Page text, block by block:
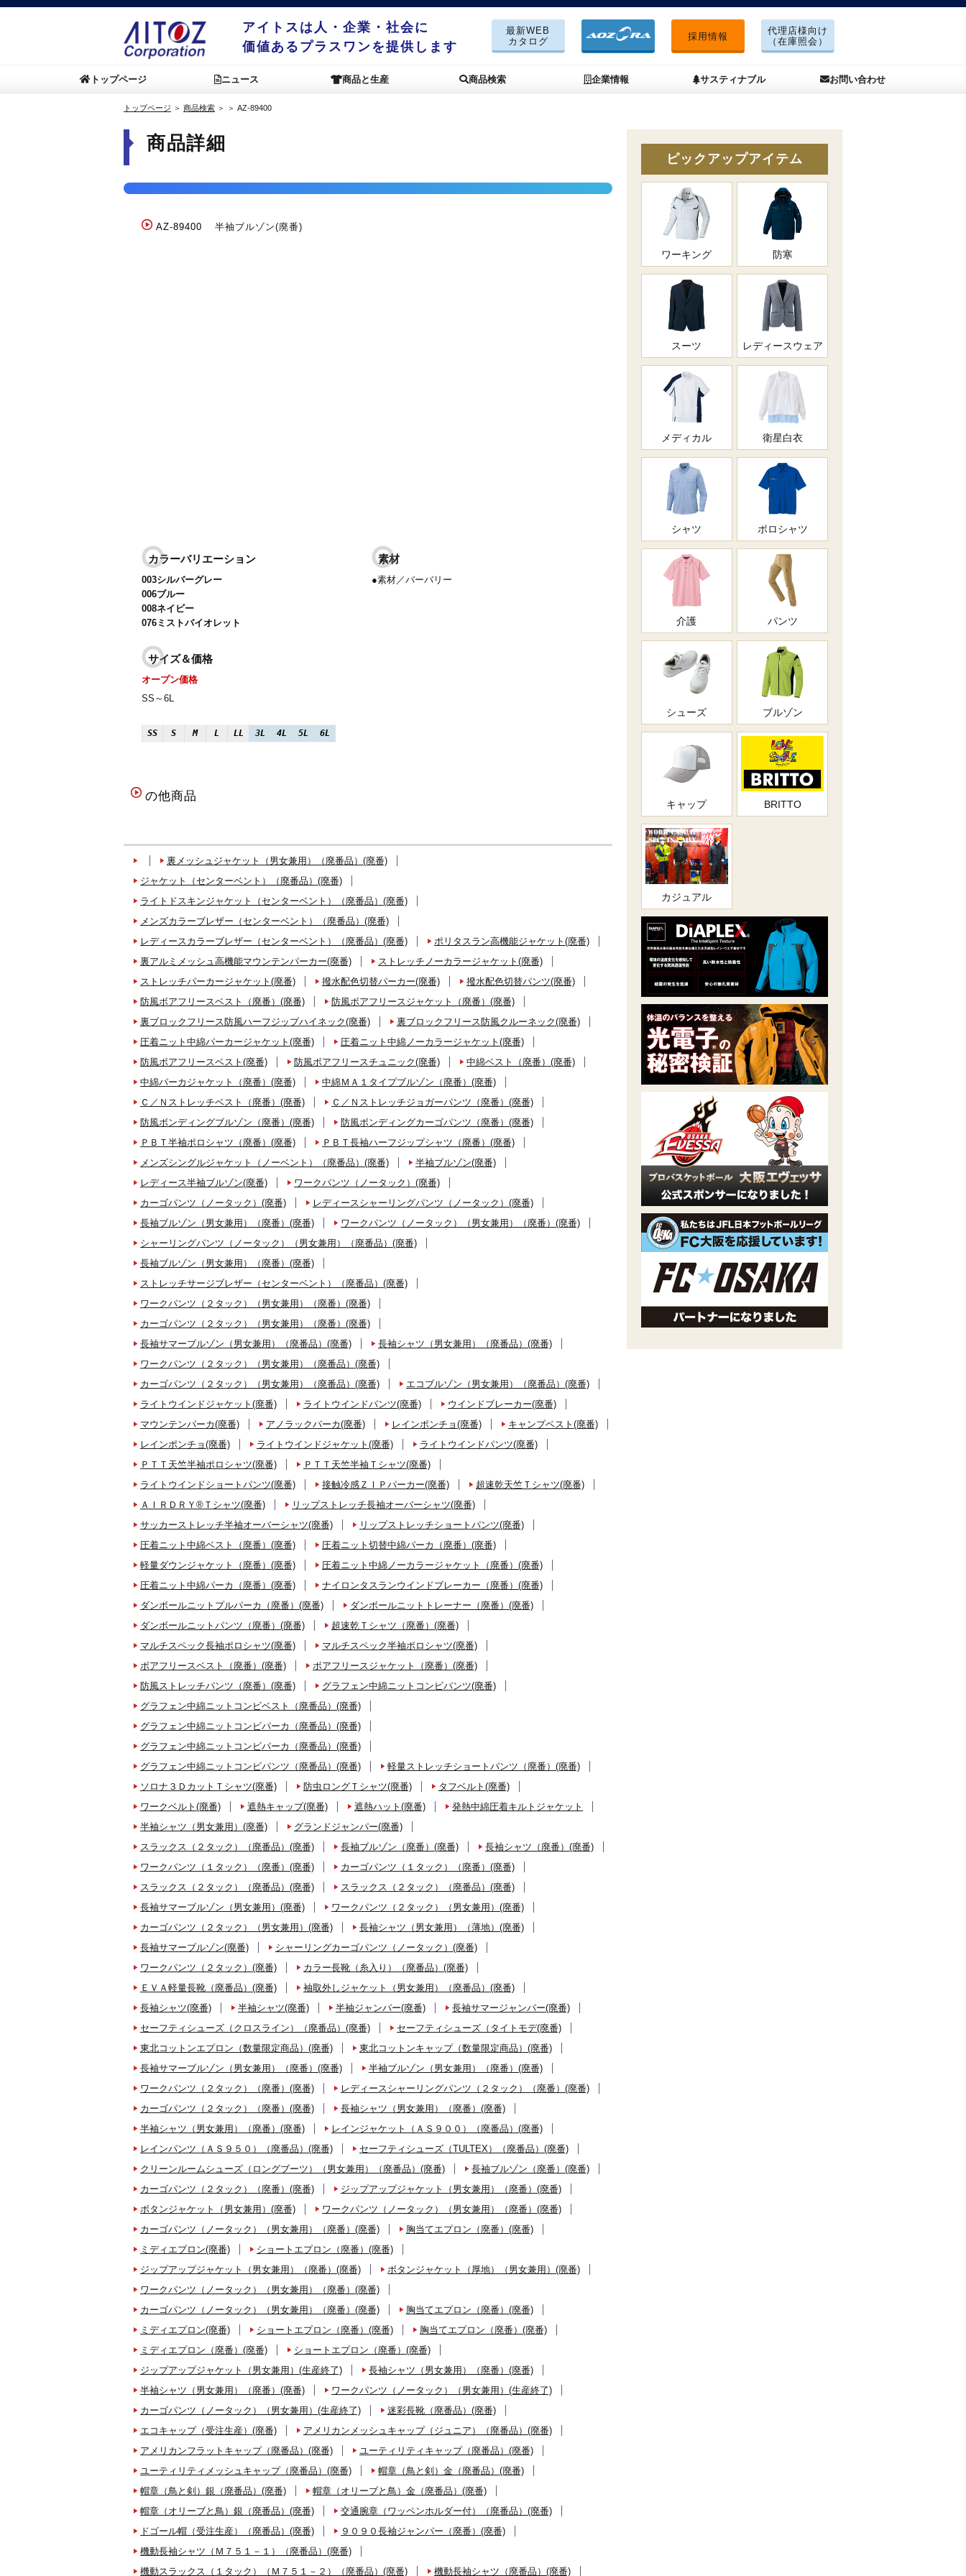
アイトスは人・企業・社会に
価値あるプラスワンを提供します
最新WEB
カタログ
採用情報
代理店様向け
（在庫照会）
トップページ ニュース 商品と生産 商品検索 企業情報 サスティナブル お問い合わせ
トップページ ＞ 商品検索 ＞ ＞ AZ-89400
商品詳細
AZ-89400 半袖ブルゾン(廃番)
カラーバリエーション
003シルバーグレー
006ブルー
008ネイビー
076ミストバイオレット
素材
●素材／バーバリー
サイズ＆価格
オープン価格
SS～6L
SS S M L LL 3L 4L 5L 6L
の他商品
裏メッシュジャケット（男女兼用）（廃番品）(廃番)
ジャケット（センターベント）（廃番品）(廃番)
ライトドスキンジャケット（センターベント）（廃番品）(廃番)
メンズカラーブレザー（センターベント）（廃番品）(廃番)
レディースカラーブレザー（センターベント）（廃番品）(廃番)
ポリタスラン高機能ジャケット(廃番)
裏アルミメッシュ高機能マウンテンパーカー(廃番)
ストレッチノーカラージャケット(廃番)
ストレッチパーカージャケット(廃番)
撥水配色切替パーカー(廃番)
撥水配色切替パンツ(廃番)
防風ボアフリースベスト（廃番）(廃番)
防風ボアフリースジャケット（廃番）(廃番)
裏ブロックフリース防風ハーフジップハイネック(廃番)
裏ブロックフリース防風クルーネック(廃番)
圧着ニット中綿パーカージャケット(廃番)
圧着ニット中綿ノーカラージャケット(廃番)
防風ボアフリースベスト(廃番)
防風ボアフリースチュニック(廃番)
中綿ベスト（廃番）(廃番)
中綿パーカジャケット（廃番）(廃番)
中綿ＭＡ１タイプブルゾン（廃番）(廃番)
Ｃ／Ｎストレッチベスト（廃番）(廃番)
Ｃ／Ｎストレッチジョガーパンツ（廃番）(廃番)
防風ボンディングブルゾン（廃番）(廃番)
防風ボンディングカーゴパンツ（廃番）(廃番)
ＰＢＴ半袖ポロシャツ（廃番）(廃番)
ＰＢＴ長袖ハーフジップシャツ（廃番）(廃番)
メンズシングルジャケット（ノーベント）（廃番品）(廃番)
半袖ブルゾン(廃番)
レディース半袖ブルゾン(廃番)
ワークパンツ（ノータック）(廃番)
カーゴパンツ（ノータック）(廃番)
レディースシャーリングパンツ（ノータック）(廃番)
長袖ブルゾン（男女兼用）（廃番）(廃番)
ワークパンツ（ノータック）（男女兼用）（廃番）(廃番)
シャーリングパンツ（ノータック）（男女兼用）（廃番品）(廃番)
長袖ブルゾン（男女兼用）（廃番）(廃番)
ストレッチサージブレザー（センターベント）（廃番品）(廃番)
ワークパンツ（２タック）（男女兼用）（廃番）(廃番)
カーゴパンツ（２タック）（男女兼用）（廃番）(廃番)
長袖サマーブルゾン（男女兼用）（廃番品）(廃番)
長袖シャツ（男女兼用）（廃番品）(廃番)
ワークパンツ（２タック）（男女兼用）（廃番品）(廃番)
カーゴパンツ（２タック）（男女兼用）（廃番品）(廃番)
エコブルゾン（男女兼用）（廃番品）(廃番)
ライトウインドジャケット(廃番)
ライトウインドパンツ(廃番)
ウインドブレーカー(廃番)
マウンテンパーカ(廃番)
アノラックパーカ(廃番) レインポンチョ(廃番)
キャンプベスト(廃番)
レインポンチョ(廃番)
ライトウインドジャケット(廃番)
ライトウインドパンツ(廃番)
ＰＴＴ天竺半袖ポロシャツ(廃番)
ＰＴＴ天竺半袖Ｔシャツ(廃番)
ライトウインドショートパンツ(廃番)
接触冷感ＺＩＰパーカー(廃番)
超速乾天竺Ｔシャツ(廃番)
ＡＩＲＤＲＹ®Ｔシャツ(廃番)
リップストレッチ長袖オーバーシャツ(廃番)
サッカーストレッチ半袖オーバーシャツ(廃番)
リップストレッチショートパンツ(廃番)
圧着ニット中綿ベスト（廃番）(廃番)
圧着ニット切替中綿パーカ（廃番）(廃番)
軽量ダウンジャケット（廃番）(廃番)
圧着ニット中綿ノーカラージャケット（廃番）(廃番)
圧着ニット中綿パーカ（廃番）(廃番)
ナイロンタスランウインドブレーカー（廃番）(廃番)
ダンボールニットプルパーカ（廃番）(廃番)
ダンボールニットトレーナー（廃番）(廃番)
ダンボールニットパンツ（廃番）(廃番)
超速乾Ｔシャツ（廃番）(廃番)
マルチスペック長袖ポロシャツ(廃番)
マルチスペック半袖ポロシャツ(廃番)
ボアフリースベスト（廃番）(廃番)
ボアフリースジャケット（廃番）(廃番)
防風ストレッチパンツ（廃番）(廃番)
グラフェン中綿ニットコンビパンツ(廃番)
グラフェン中綿ニットコンビベスト（廃番品）(廃番)
グラフェン中綿ニットコンビパーカ（廃番品）(廃番)
グラフェン中綿ニットコンビパーカ（廃番品）(廃番)
グラフェン中綿ニットコンビパンツ（廃番品）(廃番)
軽量ストレッチショートパンツ（廃番）(廃番)
ソロナ３ＤカットＴシャツ(廃番)
防虫ロングＴシャツ(廃番)
タフベルト(廃番)
ワークベルト(廃番)
遮熱キャップ(廃番) 遮熱ハット(廃番)
発熱中綿圧着キルトジャケット
半袖シャツ（男女兼用）(廃番)
グランドジャンパー(廃番)
スラックス（２タック）（廃番品）(廃番)
長袖ブルゾン（廃番）(廃番)
長袖シャツ（廃番）(廃番)
ワークパンツ（１タック）（廃番）(廃番)
カーゴパンツ（１タック）（廃番）(廃番)
スラックス（２タック）（廃番品）(廃番)
スラックス（２タック）（廃番品）(廃番)
長袖サマーブルゾン（男女兼用）(廃番)
ワークパンツ（２タック）（男女兼用）(廃番)
カーゴパンツ（２タック）（男女兼用）(廃番)
長袖シャツ（男女兼用）（薄地）(廃番)
長袖サマーブルゾン(廃番)
シャーリングカーゴパンツ（ノータック）(廃番)
ワークパンツ（２タック）(廃番)
カラー長靴（糸入り）（廃番品）(廃番)
ＥＶＡ軽量長靴（廃番品）(廃番)
袖取外しジャケット（男女兼用）（廃番品）(廃番)
長袖シャツ(廃番)
半袖シャツ(廃番) 半袖ジャンパー(廃番)
長袖サマージャンパー(廃番)
セーフティシューズ（クロスライン）（廃番品）(廃番)
セーフティシューズ（タイトモデ(廃番)
東北コットンエプロン（数量限定商品）(廃番)
東北コットンキャップ（数量限定商品）(廃番)
長袖サマーブルゾン（男女兼用）（廃番）(廃番)
半袖ブルゾン（男女兼用）（廃番）(廃番)
ワークパンツ（２タック）（廃番）(廃番)
レディースシャーリングパンツ（２タック）（廃番）(廃番)
カーゴパンツ（２タック）（廃番）(廃番)
長袖シャツ（男女兼用）（廃番）(廃番)
半袖シャツ（男女兼用）（廃番）(廃番)
レインジャケット（ＡＳ９００）（廃番品）(廃番)
レインパンツ（ＡＳ９５０）（廃番品）(廃番)
セーフティシューズ（TULTEX）（廃番品）(廃番)
クリーンルームシューズ（ロングブーツ）（男女兼用）（廃番品）(廃番)
長袖ブルゾン（廃番）(廃番)
カーゴパンツ（２タック）（廃番）(廃番)
ジップアップジャケット（男女兼用）（廃番）(廃番)
ボタンジャケット（男女兼用）(廃番)
ワークパンツ（ノータック）（男女兼用）（廃番）(廃番)
カーゴパンツ（ノータック）（男女兼用）（廃番）(廃番)
胸当てエプロン（廃番）(廃番)
ミディエプロン(廃番)
ショートエプロン（廃番）(廃番)
ジップアップジャケット（男女兼用）（廃番）(廃番)
ボタンジャケット（厚地）（男女兼用）(廃番)
ワークパンツ（ノータック）（男女兼用）（廃番）(廃番)
カーゴパンツ（ノータック）（男女兼用）（廃番）(廃番)
胸当てエプロン（廃番）(廃番)
ミディエプロン(廃番)
ショートエプロン（廃番）(廃番)
胸当てエプロン（廃番）(廃番)
ミディエプロン（廃番）(廃番)
ショートエプロン（廃番）(廃番)
ジップアップジャケット（男女兼用）(生産終了)
長袖シャツ（男女兼用）（廃番）(廃番)
半袖シャツ（男女兼用）（廃番）(廃番)
ワークパンツ（ノータック）（男女兼用）(生産終了)
カーゴパンツ（ノータック）（男女兼用）(生産終了)
迷彩長靴（廃番品）(廃番)
エコキャップ（受注生産）(廃番)
アメリカンメッシュキャップ（ジュニア）（廃番品）(廃番)
アメリカンフラットキャップ（廃番品）(廃番)
ユーティリティキャップ（廃番品）(廃番)
ユーティリティメッシュキャップ（廃番品）(廃番)
帽章（鳥と剣）金（廃番品）(廃番)
帽章（鳥と剣）銀（廃番品）(廃番)
帽章（オリーブと鳥）金（廃番品）(廃番)
帽章（オリーブと鳥）銀（廃番品）(廃番)
交通腕章（ワッペンホルダー付）（廃番品）(廃番)
ドゴール帽（受注生産）（廃番品）(廃番)
９０９０長袖ジャンパー（廃番）(廃番)
機動長袖シャツ（Ｍ７５１－１）（廃番品）(廃番)
機動スラックス（１タック）（Ｍ７５１－２）（廃番品）(廃番)
機動長袖シャツ（廃番品）(廃番)
ピックアップアイテム
ワーキング 防寒
スーツ レディースウェア
メディカル 衛星白衣
シャツ ポロシャツ
介護 パンツ
シューズ ブルゾン
キャップ BRITTO
カジュアル